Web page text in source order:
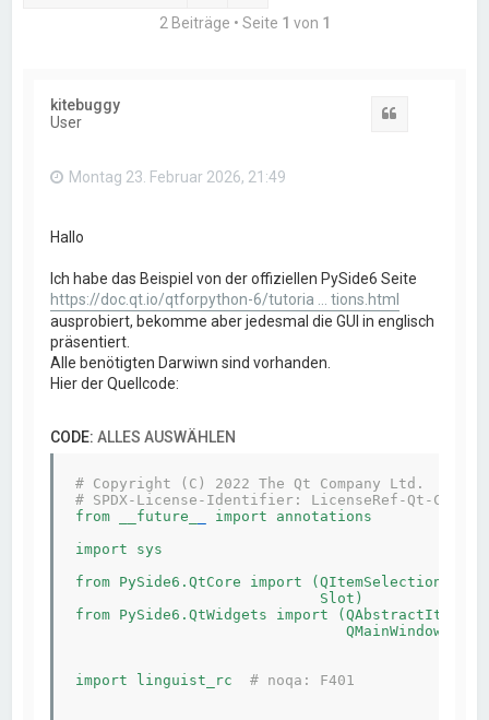
2 Beiträge • Seite 1 von 1
kitebuggy
User
Montag 23. Februar 2026, 21:49
Hallo
Ich habe das Beispiel von der offiziellen PySide6 Seite
https://doc.qt.io/qtforpython-6/tutoria ... tions.html
ausprobiert, bekomme aber jedesmal die GUI in englisch
präsentiert.
Alle benötigten Darwiwn sind vorhanden.
Hier der Quellcode:
CODE:ALLES AUSWÄHLEN
# Copyright (C) 2022 The Qt Company Ltd.
# SPDX-License-Identifier: LicenseRef-Qt-
from __future_
import annotations
import sys
from PySide6.QtCore import (QItemSelection,
                            Slot)
from PySide6.QtWidgets import
                               QMainWindow)
import linguist_rc # noqa: F401